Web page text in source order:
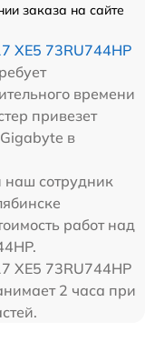
заказа на сайте
XE5 73RU744HP
времени
привезет
в
наш сотрудник
работ над
XE5 73RU744HP
2 часа при